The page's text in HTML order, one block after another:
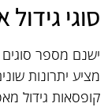
סוגי
ישנם מספר סוגים
מציע יתרונות
קופסאות גידול